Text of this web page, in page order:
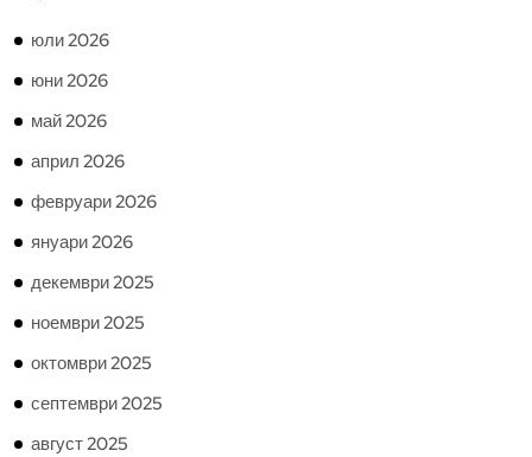
юли 2026
юни 2026
май 2026
април 2026
февруари 2026
януари 2026
декември 2025
ноември 2025
октомври 2025
септември 2025
август 2025